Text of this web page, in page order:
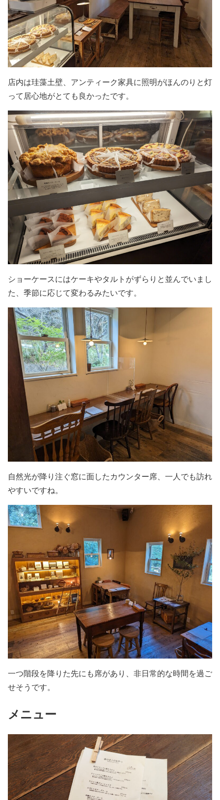
店内は珪藻土壁、アンティーク家具に照明がほんのりと灯
って居心地がとても良かったです。
ショーケースにはケーキやタルトがずらりと並んでいまし
た、季節に応じて変わるみたいです。
自然光が降り注ぐ窓に面したカウンター席、一人でも訪れ
やすいですね。
一つ階段を降りた先にも席があり、非日常的な時間を過ご
せそうです。
メニュー